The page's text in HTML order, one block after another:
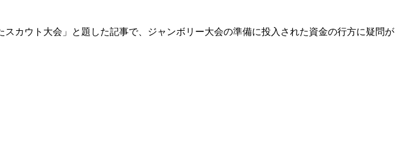
カウト大会」と題した記事で、ジャンボリー大会の準備に投入された資金の行方に疑問が